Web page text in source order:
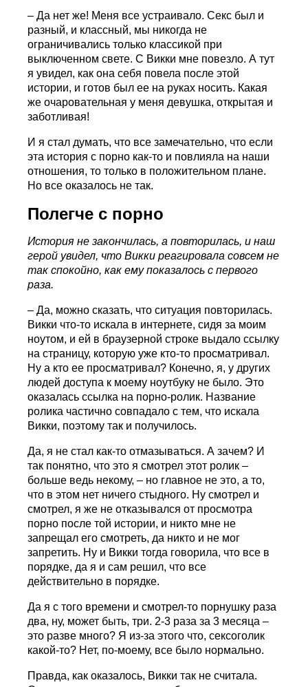
– Да нет же! Меня все устраивало. Секс был и
разный, и классный, мы никогда не
ограничивались только классикой при
выключенном свете. С Викки мне повезло. А тут
я увидел, как она себя повела после этой
истории, и готов был ее на руках носить. Какая
же очаровательная у меня девушка, открытая и
заботливая!
И я стал думать, что все замечательно, что если
эта история с порно как-то и повлияла на наши
отношения, то только в положительном плане.
Но все оказалось не так.
Полегче с порно
История не закончилась, а повторилась, и наш
герой увидел, что Викки реагировала совсем не
так спокойно, как ему показалось с первого
раза.
– Да, можно сказать, что ситуация повторилась.
Викки что-то искала в интернете, сидя за моим
ноутом, и ей в браузерной строке выдало ссылку
на страницу, которую уже кто-то просматривал.
Ну а кто ее просматривал? Конечно, я, у других
людей доступа к моему ноутбуку не было. Это
оказалась ссылка на порно-ролик. Название
ролика частично совпадало с тем, что искала
Викки, поэтому так и получилось.
Да, я не стал как-то отмазываться. А зачем? И
так понятно, что это я смотрел этот ролик –
больше ведь некому, – но главное не это, а то,
что в этом нет ничего стыдного. Ну смотрел и
смотрел, я же не отказывался от просмотра
порно после той истории, и никто мне не
запрещал его смотреть, да никто и не мог
запретить. Ну и Викки тогда говорила, что все в
порядке, да я и сам решил, что все
действительно в порядке.
Да я с того времени и смотрел-то порнушку раза
два, ну, может быть, три. 2-3 раза за 3 месяца –
это разве много? Я из-за этого что, сексоголик
какой-то? Нет, по-моему, все было нормально.
Правда, как оказалось, Викки так не считала.